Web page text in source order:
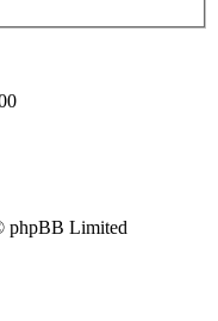
phpBB Limited